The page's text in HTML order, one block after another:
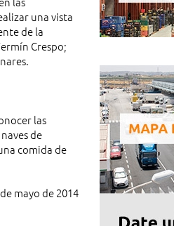
una vista
de la
Crespo;
las
de
comida de
mayo de 2014